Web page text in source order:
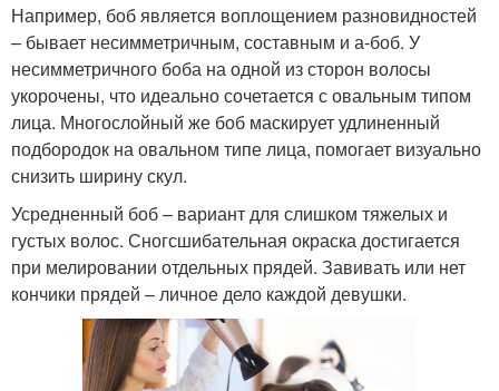
Например, боб является воплощением разновидностей
– бывает несимметричным, составным и а-боб. У
несимметричного боба на одной из сторон волосы
укорочены, что идеально сочетается с овальным типом
лица. Многослойный же боб маскирует удлиненный
подбородок на овальном типе лица, помогает визуально
снизить ширину скул.
Усредненный боб – вариант для слишком тяжелых и
густых волос. Сногсшибательная окраска достигается
при мелировании отдельных прядей. Завивать или нет
кончики прядей – личное дело каждой девушки.